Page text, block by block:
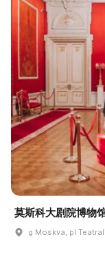
莫斯科大剧院博物
g Moskva, pl